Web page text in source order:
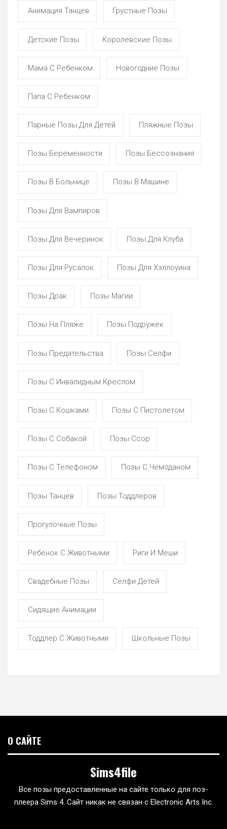
Анимация Танцев Грустные Позы
Детские Позы Королевские Позы
Мама С Ребенком Новогодние Позы
Папа С Ребенком
Парные Позы Для Детей Пляжные Позы
Позы Беременности Позы Бессознания
Позы В Больнице Позы В Машине
Позы Для Вампиров
Позы Для Вечеринок Позы Для Клуба
Позы Для Русалок Позы Для Хэллоуина
Позы Драк Позы Магии
Позы На Пляже Позы Подружек
Позы Предательства Позы Селфи
Позы С Инвалидным Креслом
Позы С Кошками Позы С Пистолетом
Позы С Собакой Позы Ссор
Позы С Телефоном Позы С Чемоданом
Позы Танцев Позы Тоддлеров
Прогулочные Позы
Ребенок С Животными Риги И Меши
Свадебные Позы Селфи Детей
Сидящие Анимации
Тоддлер С Животными Школьные Позы
О САЙТЕ
Sims4file
Все позы предоставленные на сайте только для поз-
плеера Sims 4. Сайт никак не связан с Electronic Arts Inc.